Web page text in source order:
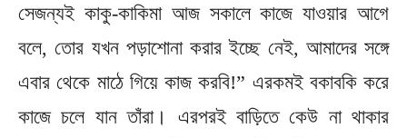
সেজন্যই কাকু-কাকিমা আজ সকালে কাজে যাওয়ার আগে
বলে, তোর যখন পড়াশোনা করার ইচ্ছে নেই, আমাদের সঙ্গে
এবার থেকে মাঠে গিয়ে কাজ করবি!” এরকমই বকাবকি করে
কাজে চলে যান তাঁরা। এরপরই বাড়িতে কেউ না থাকার